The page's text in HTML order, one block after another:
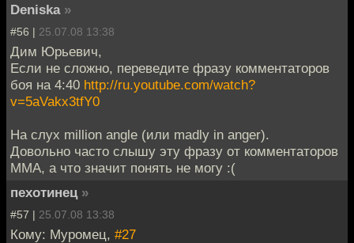
Deniska »
#56 | 25.07.08 13:38
Дим Юрьевич,
Если не сложно, переведите фразу комментаторов
боя на 4:40 http://ru.youtube.com/watch?
v=5aVakx3tfY0
На слух million angle (или madly in anger).
Довольно часто слышу эту фразу от комментаторов
MMA, а что значит понять не могу :(
пехотинец »
#57 | 25.07.08 13:38
Кому: Муромец, #27